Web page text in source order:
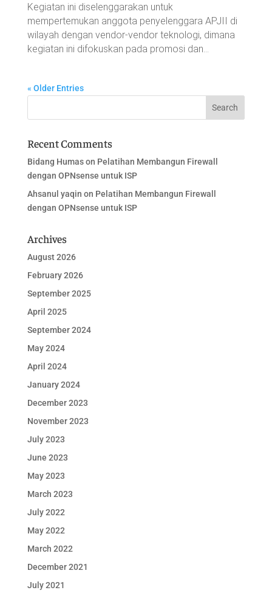
Kegiatan ini diselenggarakan untuk
mempertemukan anggota penyelenggara APJII di
wilayah dengan vendor-vendor teknologi, dimana
kegiatan ini difokuskan pada promosi dan...
« Older Entries
Recent Comments
Bidang Humason Pelatihan Membangun Firewall
dengan OPNsense untuk ISP
Ahsanul yaqin on Pelatihan Membangun Firewall
dengan OPNsense untuk ISP
Archives
August 2026
February 2026
September 2025
April 2025
September 2024
May 2024
April 2024
January 2024
December 2023
November 2023
July 2023
June 2023
May 2023
March 2023
July 2022
May 2022
March 2022
December 2021
July 2021